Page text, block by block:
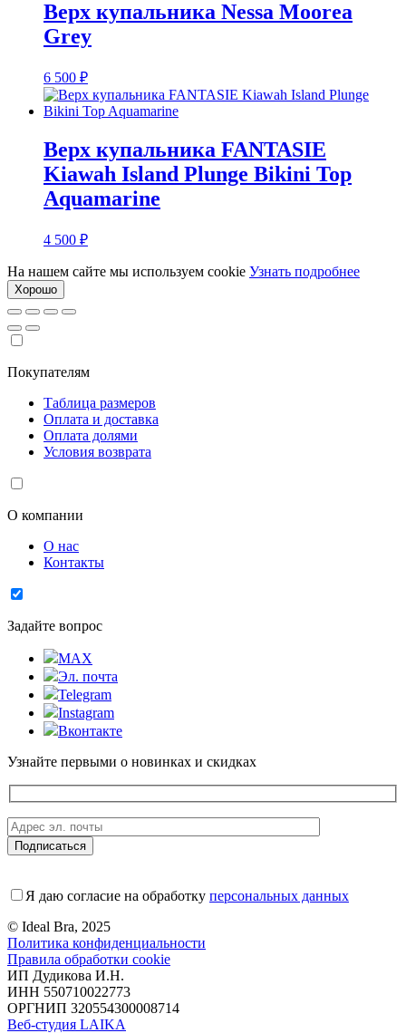
Верх купальника Nessa Moorea
Grey
6 500 ₽
Верх купальника FANTASIE
Kiawah Island Plunge Bikini Top
Aquamarine
4 500 ₽
На нашем сайте мы используем cookie Узнать подробнее
Хорошо
Покупателям
Таблица размеров
Оплата и доставка
Оплата долями
Условия возврата
О компании
О нас
Контакты
Задайте вопрос
MAX
Эл. почта
Telegram
Instagram
Вконтакте
Узнайте первыми о новинках и скидках
Я даю согласие на обработку персональных данных
© Ideal Bra, 2025
Политика конфиденциальности
Правила обработки cookie
ИП Дудикова И.Н.
ИНН 550710022773
ОРГНИП 320554300008714
Веб-студия LAIKA